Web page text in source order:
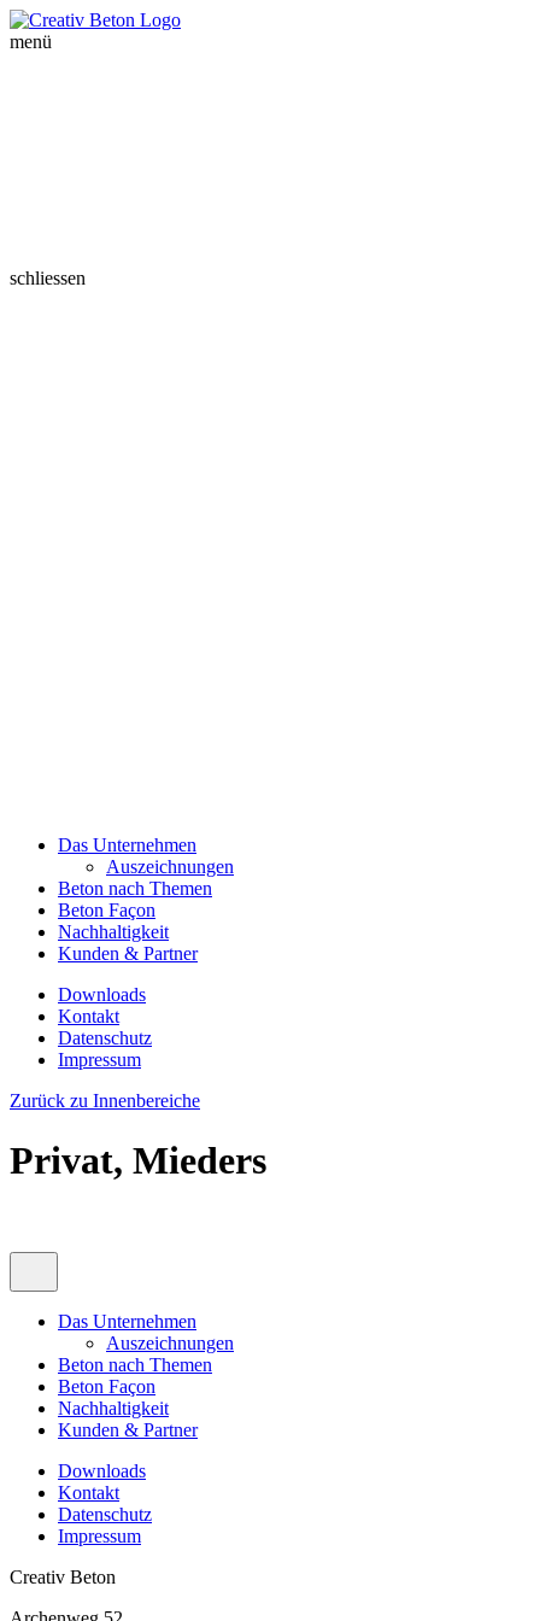
menü
schliessen
Das Unternehmen
Auszeichnungen
Beton nach Themen
Beton Façon
Nachhaltigkeit
Kunden & Partner
Downloads
Kontakt
Datenschutz
Impressum
Zurück zu Innenbereiche
Privat, Mieders
Das Unternehmen
Auszeichnungen
Beton nach Themen
Beton Façon
Nachhaltigkeit
Kunden & Partner
Downloads
Kontakt
Datenschutz
Impressum
Creativ Beton